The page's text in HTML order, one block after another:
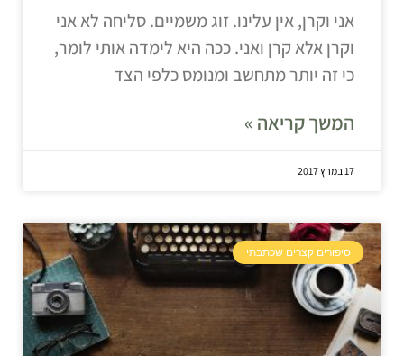
אני וקרן, אין עלינו. זוג משמיים. סליחה לא אני
וקרן אלא קרן ואני. ככה היא לימדה אותי לומר,
כי זה יותר מתחשב ומנומס כלפי הצד
המשך קריאה »
17 במרץ 2017
סיפורים קצרים שכתבתי